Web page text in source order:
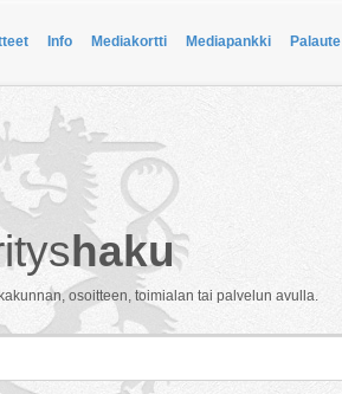
Info Mediakortti Mediapankki Palaute
haku
osoitteen, toimialan tai palvelun avulla.